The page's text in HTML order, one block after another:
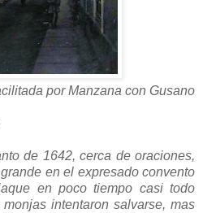
por Manzana con Gusano
de 1642, cerca de oraciones,
en el expresado convento
en poco tiempo casi todo
intentaron salvarse, mas